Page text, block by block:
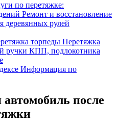
по перетяжке:
Ремонт и восстановление
деревянных рулей
торпеды Перетяжка
ручки КПП, подлокотника
Информация по
после